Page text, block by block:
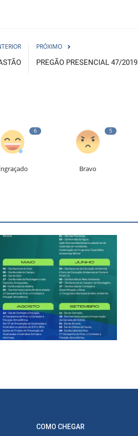
PRÓXIMO
PREGÃO PRESENCIAL 47/2019
6 5
Bravo
2026
COMO CHEGAR